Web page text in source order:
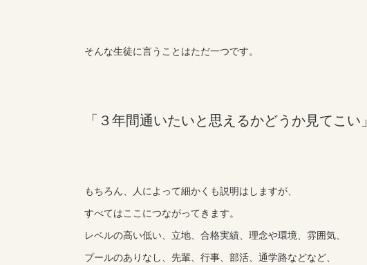
そんな生徒に言うことはただ一つです。
「３年間通いたいと思えるかどうか見てこい」
もちろん、人によって細かくも説明はしますが、
すべてはここにつながってきます。
レベルの高い低い、立地、合格実績、理念や環境、雰囲気、
プールのありなし、先輩、行事、部活、通学路などなど、